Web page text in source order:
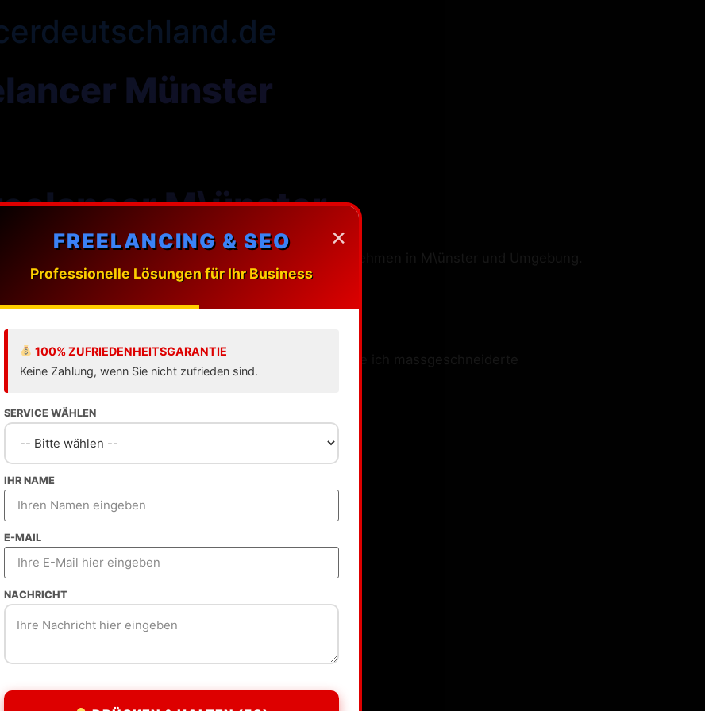
×
FREELANCING & SEO
Professionelle Lösungen für Ihr Business
100% ZUFRIEDENHEITSGARANTIE
Keine Zahlung, wenn Sie nicht zufrieden sind.
SERVICE WÄHLEN
IHR NAME
E-MAIL
NACHRICHT
Münster
M\ünster
Freelancer in M\ünster?
Potenzial. Als Webdesign Freelancer biete ich massgeschneiderte
Designs